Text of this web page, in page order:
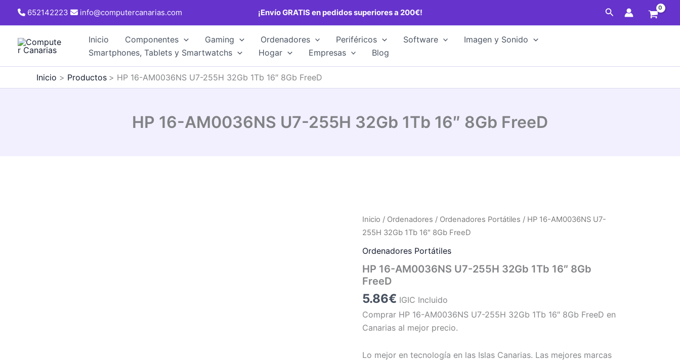
652142223 info@computercanarias.com ¡Envío GRATIS en pedidos superiores a 200€! Buscar
Inicio Componentes Gaming Ordenadores Periféricos Software
Imagen y Sonido
Smartphones, Tablets y Smartwatchs
Hogar Empresas Blog
Inicio Productos HP 16-AM0036NS U7-255H 32Gb 1Tb 16″ 8Gb FreeD
HP 16-AM0036NS U7-255H 32Gb 1Tb 16″ 8Gb FreeD
Inicio / Ordenadores / Ordenadores Portátiles / HP 16-AM0036NS U7-
255H 32Gb 1Tb 16″ 8Gb FreeD
Ordenadores Portátiles
HP 16-AM0036NS U7-255H 32Gb 1Tb 16″ 8Gb
FreeD
5.86€ IGIC Incluido
Comprar HP 16-AM0036NS U7-255H 32Gb 1Tb 16″ 8Gb FreeD en
Canarias al mejor precio.
Lo mejor en tecnología en las Islas Canarias. Las mejores marcas